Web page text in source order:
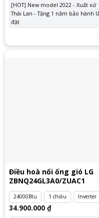
[HOT] New model 2022 - Xuất xứ
Thái Lan - Tặng 1 năm bảo hành
đặt
Điều hoà nối ống gió LG
ZBNQ24GL3A0/ZUAC1
24000Btu 1 chiều Inverter
34.900.000 ₫